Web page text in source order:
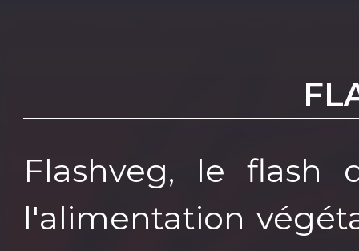
Flashveg, le flash
l'alimentation